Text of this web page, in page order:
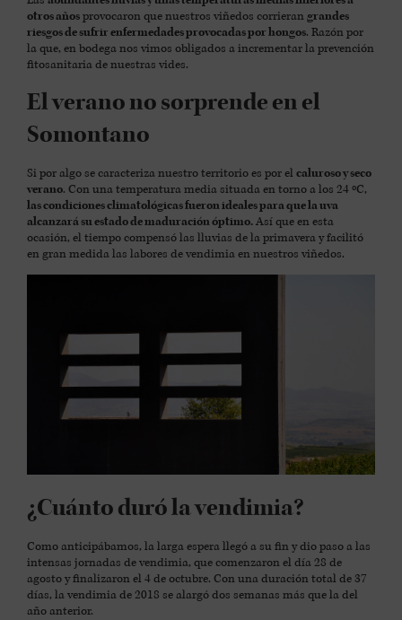
otros añosprovocaron que nuestros viñedos corrierangrandes
riesgos de sufrir enfermedades provocadas por hongos. Razón por
la que, en bodega nos vimos obligados a incrementar la prevención
fitosanitaria de nuestras vides.
El verano no sorprende en el
Somontano
Si por algo se caracteriza nuestro territorio es por el caluroso y seco
verano. Con una temperatura media situada en torno a los 24 ºC,
las condiciones climatológicas fueron ideales para que la uva
alcanzará su estado de maduración óptimo.Así que en esta
ocasión, el tiempo compensó las lluvias de la primavera y facilitó
en gran medida las labores de vendimia en nuestros viñedos.
¿Cuánto duró la vendimia?
Como anticipábamos, la larga espera llegó a su fin y dio paso a las
intensas jornadas de vendimia, que comenzaron el día 28 de
agosto y finalizaron el 4 de octubre. Conuna duración total de 37
días, la vendimia de 2018 se alargó dos semanas más que la del
año anterior.